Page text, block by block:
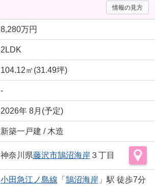
情報の見方
8,280万円
2LDK
104.12㎡(31.49坪)
-
2026年 8月(予定)
新築一戸建 / 木造
神奈川県藤沢市鵠沼海岸 ３丁目
小田急江ノ島線 「 鵠沼海岸 」駅 徒歩7分